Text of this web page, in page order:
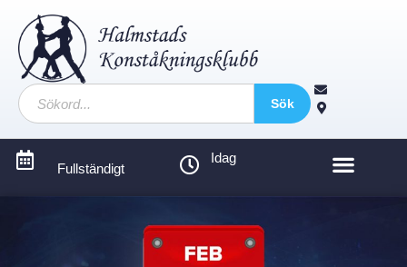
Sök
Fullständigt
Idag